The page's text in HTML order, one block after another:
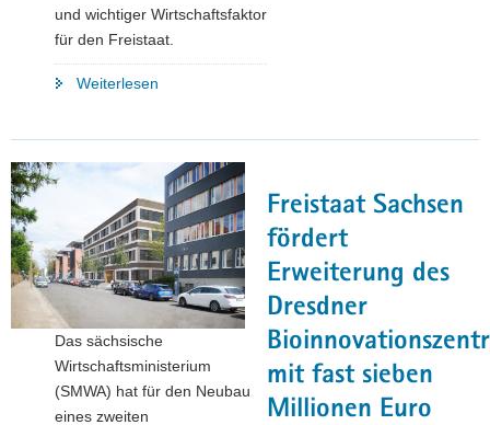
und wichtiger Wirtschaftsfaktor
für den Freistaat.
Weiterlesen
Offensive
Sachsen:
Erfolgsmodell
für
langfristige
Förderung
von
Innovation,
Investition
und
Freistaat Sachsen
fördert
Erweiterung des
Dresdner
mit fast sieben
Millionen Euro
Das sächsische
Wirtschaftsministerium
(SMWA) hat für den Neubau
eines zweiten